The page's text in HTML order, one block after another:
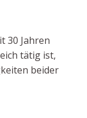
30 Jahren
tätig ist,
beider